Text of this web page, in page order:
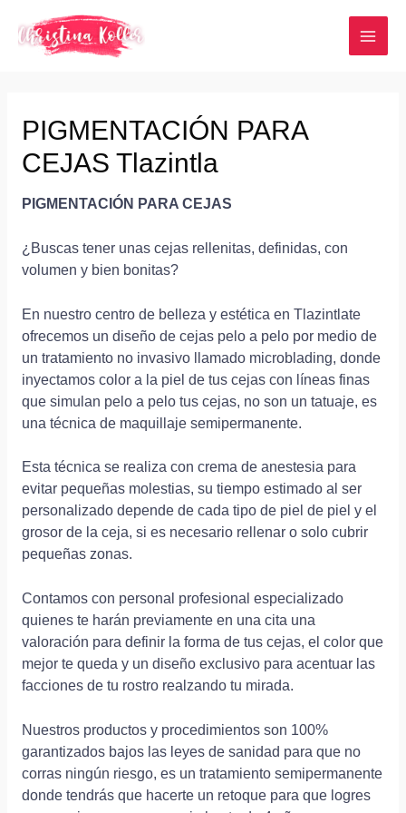
contenido
PIGMENTACIÓN PARA
CEJAS Tlazintla
PIGMENTACIÓN PARA CEJAS
¿Buscas tener unas cejas rellenitas, definidas, con
volumen y bien bonitas?
En nuestro centro de belleza y estética en Tlazintlate
ofrecemos un diseño de cejas pelo a pelo por medio de
un tratamiento no invasivo llamado microblading, donde
inyectamos color a la piel de tus cejas con líneas finas
que simulan pelo a pelo tus cejas, no son un tatuaje, es
una técnica de maquillaje semipermanente.
Esta técnica se realiza con crema de anestesia para
evitar pequeñas molestias, su tiempo estimado al ser
personalizado depende de cada tipo de piel de piel y el
grosor de la ceja, si es necesario rellenar o solo cubrir
pequeñas zonas.
Contamos con personal profesional especializado
quienes te harán previamente en una cita una
valoración para definir la forma de tus cejas, el color que
mejor te queda y un diseño exclusivo para acentuar las
facciones de tu rostro realzando tu mirada.
Nuestros productos y procedimientos son 100%
garantizados bajos las leyes de sanidad para que no
corras ningún riesgo, es un tratamiento semipermanente
donde tendrás que hacerte un retoque para que logres